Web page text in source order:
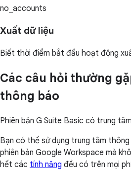
no_accounts
Xuất dữ liệu
Biết thời điểm bắt đầu hoạt động
Các câu hỏi thường
thông báo
Phiên bản G Suite Basic có trung
Bạn có thể sử dụng trung tâm
phiên bản Google Workspace mà
hết các tính năng đều có trên mọi